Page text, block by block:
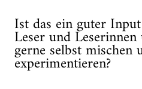
Ist das ein guter
Leser und
gerne selbst mischen
experimentieren?